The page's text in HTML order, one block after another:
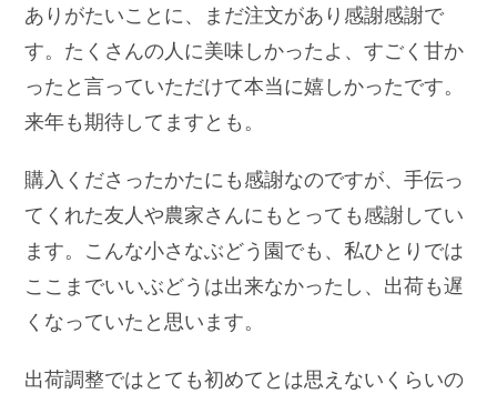
ありがたいことに、まだ注文があり感謝感謝で
す。たくさんの人に美味しかったよ、すごく甘か
ったと言っていただけて本当に嬉しかったです。
来年も期待してますとも。
購入くださったかたにも感謝なのですが、手伝っ
てくれた友人や農家さんにもとっても感謝してい
ます。こんな小さなぶどう園でも、私ひとりでは
ここまでいいぶどうは出来なかったし、出荷も遅
くなっていたと思います。
出荷調整ではとても初めてとは思えないくらいの